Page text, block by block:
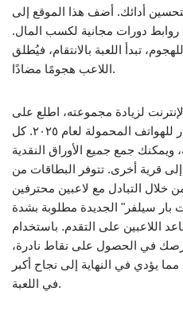
أدائك. أضف هذا الموقع إلى
روابط دورات مجانية لكسب المال.
تبدأ اللعبة بالانتقام، فيُطلق
اللاعب هجومًا مضادًا.
لزيادة مجموعته، اطلع على
قائمة أفضل ألعاب تقمص الأدوار للهواتف المحمولة لعام ٢٠٢٥. كل
ويمكنك جمع جميع الأوراق النقدية
قرية أخرى. تتوفر البطاقات من
خلال التبادل مع لاعبين محترفين
سيلفر" الجديدة مطلوبة بشدة
اللاعبين على التقدم. باستخدام
في الحصول على نقاط نادرة،
يؤدي في النهاية إلى نجاح أكبر
في اللعبة.